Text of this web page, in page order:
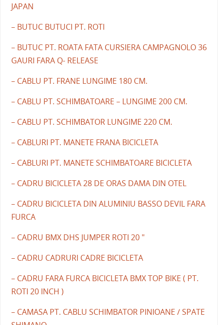
JAPAN
– BUTUC BUTUCI PT. ROTI
– BUTUC PT. ROATA FATA CURSIERA CAMPAGNOLO 36
GAURI FARA Q- RELEASE
– CABLU PT. FRANE LUNGIME 180 CM.
– CABLU PT. SCHIMBATOARE – LUNGIME 200 CM.
– CABLU PT. SCHIMBATOR LUNGIME 220 CM.
– CABLURI PT. MANETE FRANA BICICLETA
– CABLURI PT. MANETE SCHIMBATOARE BICICLETA
– CADRU BICICLETA 28 DE ORAS DAMA DIN OTEL
– CADRU BICICLETA DIN ALUMINIU BASSO DEVIL FARA
FURCA
– CADRU BMX DHS JUMPER ROTI 20 "
– CADRU CADRURI CADRE BICICLETA
– CADRU FARA FURCA BICICLETA BMX TOP BIKE ( PT.
ROTI 20 INCH )
– CAMASA PT. CABLU SCHIMBATOR PINIOANE / SPATE